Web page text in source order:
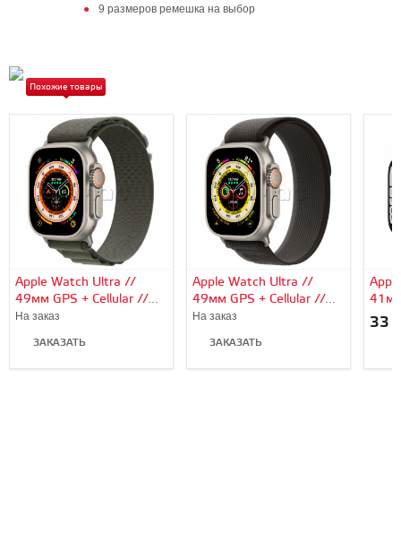
9 размеров ремешка на выбор
Похожие товары
Apple Watch Ultra //
49мм GPS + Cellular //
Корпус из титана,
зеленого цвета, S
На заказ
ЗАКАЗАТЬ
Apple Watch Ultra //
49мм GPS + Cellular //
Корпус из титана,
черно-серого цвета, M/L
На заказ
ЗАКАЗАТЬ
33